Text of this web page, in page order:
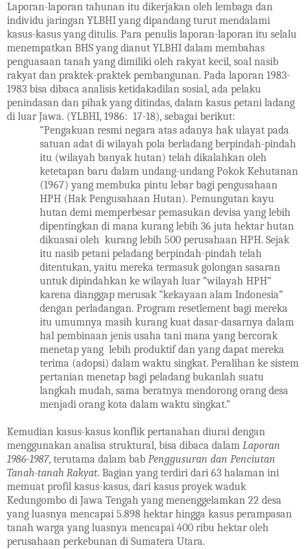
Laporan-laporan tahunan itu dikerjakan oleh lembaga dan
individu jaringan YLBHI yang dipandang turut mendalami
kasus-kasus yang ditulis. Para penulis laporan-laporan itu selalu
menempatkan BHS yang dianut YLBHI dalam membahas
penguasaan tanah yang dimiliki oleh rakyat kecil, soal nasib
rakyat dan praktek-praktek pembangunan. Pada laporan 1983-
1983 bisa dibaca analisis ketidakadilan sosial, ada pelaku
penindasan dan pihak yang ditindas, dalam kasus petani ladang
di luar Jawa. (YLBHI, 1986: 17-18), sebagai berikut:
“Pengakuan resmi negara atas adanya hak ulayat pada
satuan adat di wilayah pola berladang berpindah-pindah
itu (wilayah banyak hutan) telah dikalahkan oleh
ketetapan baru dalam undang-undang Pokok Kehutanan
(1967) yang membuka pintu lebar bagi pengusahaan
HPH (Hak Pengusahaan Hutan). Pemungutan kayu
hutan demi memperbesar pemasukan devisa yang lebih
dipentingkan di mana kurang lebih 36 juta hektar hutan
dikuasai oleh kurang lebih 500 perusahaan HPH. Sejak
itu nasib petani peladang berpindah-pindah telah
ditentukan, yaitu mereka termasuk golongan sasaran
untuk dipindahkan ke wilayah luar ”wilayah HPH”
karena dianggap merusak ”kekayaan alam Indonesia”
dengan perladangan. Program resetlement bagi mereka
itu umumnya masih kurang kuat dasar-dasarnya dalam
hal pembinaan jenis usaha tani mana yang bercorak
menetap yang lebih produktif dan yang dapat mereka
terima (adopsi) dalam waktu singkat. Peralihan ke sistem
pertanian menetap bagi peladang bukanlah suatu
langkah mudah, sama beratnya mendorong orang desa
menjadi orang kota dalam waktu singkat.”
Kemudian kasus-kasus konflik pertanahan diurai dengan
menggunakan analisa struktural, bisa dibaca dalam Laporan
1986-1987, terutama dalam bab Penggusuran dan Penciutan
Tanah-tanah Rakyat. Bagian yang terdiri dari 63 halaman ini
memuat profil kasus-kasus, dari kasus proyek waduk
Kedungombo di Jawa Tengah yang menenggelamkan 22 desa
yang luasnya mencapai 5.898 hektar hingga kasus perampasan
tanah warga yang luasnya mencapai 400 ribu hektar oleh
perusahaan perkebunan di Sumatera Utara.